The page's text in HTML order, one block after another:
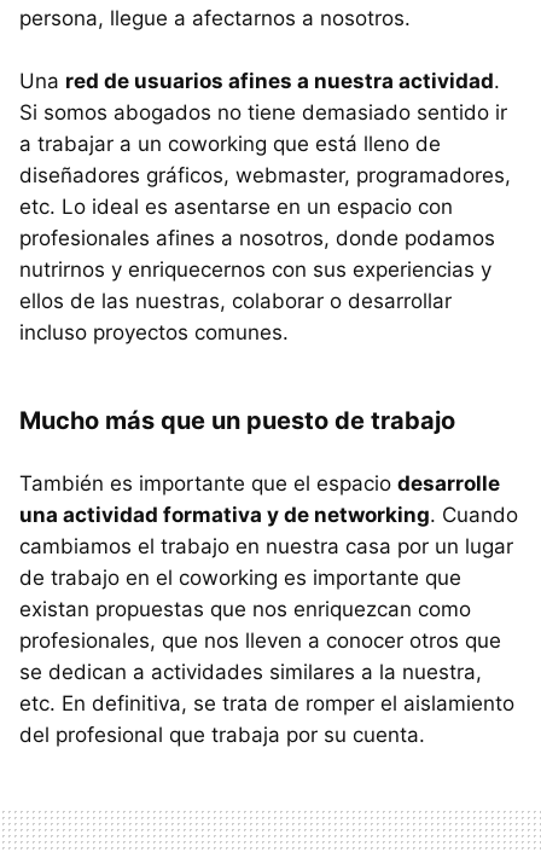
persona, llegue a afectarnos a nosotros.
Una red de usuarios afines a nuestra actividad.
Si somos abogados no tiene demasiado sentido ir
a trabajar a un coworking que está lleno de
diseñadores gráficos, webmaster, programadores,
etc. Lo ideal es asentarse en un espacio con
profesionales afines a nosotros, donde podamos
nutrirnos y enriquecernos con sus experiencias y
ellos de las nuestras, colaborar o desarrollar
incluso proyectos comunes.
Mucho más que un puesto de trabajo
También es importante que el espacio desarrolle
una actividad formativa y de networking. Cuando
cambiamos el trabajo en nuestra casa por un lugar
de trabajo en el coworking es importante que
existan propuestas que nos enriquezcan como
profesionales, que nos lleven a conocer otros que
se dedican a actividades similares a la nuestra,
etc. En definitiva, se trata de romper el aislamiento
del profesional que trabaja por su cuenta.